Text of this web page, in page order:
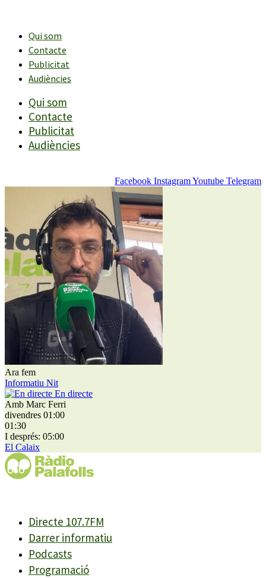
contingutQui som
Contacte
Publicitat
Audiències
Qui som
Contacte
Publicitat
Audiències
Facebook InstagramYoutube Telegram
Ara fem
Informatiu Nit
En directe
Amb Marc Ferri
divendres 01:00
01:30
I després: 05:00
El Calaix
Directe 107.7FM
Darrer informatiu
Podcasts
Programació